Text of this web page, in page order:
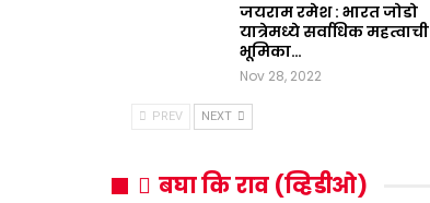
जयराम रमेश : भारत जोडो
यात्रेमध्ये सर्वाधिक महत्वाची
भूमिका…
Nov 28, 2022
PREV NEXT
बघा कि राव (व्हिडीओ)